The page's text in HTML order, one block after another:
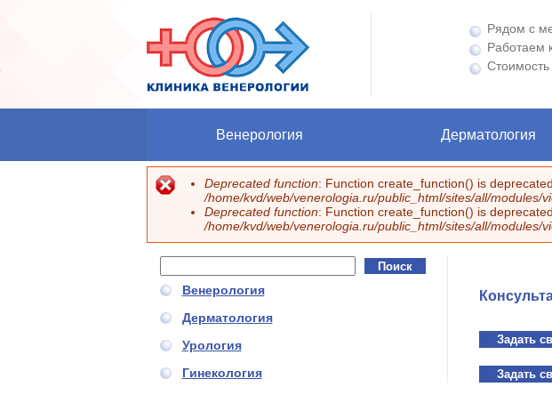
Рядом с
Работаем
Венерология Дерматология
Сообщение об ошибке
Deprecated function: Function create_function() is
/home/kvd/web/venerologia.ru/public_html/sites/all/modules/
Deprecated function: Function create_function() is
/home/kvd/web/venerologia.ru/public_html/sites/all/modules/
Форма поиска
Поиск
Венерология
Дерматология
Урология
Гинекология
Задать
Задать